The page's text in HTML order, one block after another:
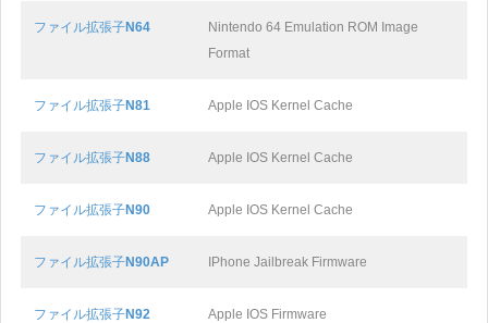
ファイル拡張子N64
Nintendo 64 Emulation ROM Image
Format
ファイル拡張子N81 Apple IOS Kernel Cache
ファイル拡張子N88 Apple IOS Kernel Cache
ファイル拡張子N90 Apple IOS Kernel Cache
ファイル拡張子N90AP IPhone Jailbreak Firmware
ファイル拡張子N92 Apple IOS Firmware